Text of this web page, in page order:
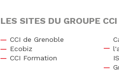
LES SITES DU GROUPE
CCI de Grenoble
Ecobiz
CCI Formation